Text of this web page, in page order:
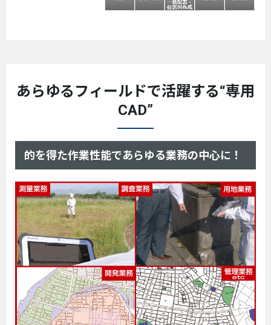
あらゆるフィールドで活躍する“専用
CAD”
的を得た作業性能であらゆる業務の中心に！